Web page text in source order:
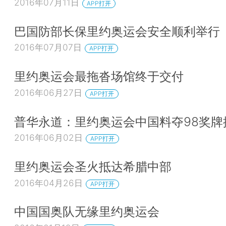
2016年07月11日 APP打开
巴国防部长保里约奥运会安全顺利举行
2016年07月07日 APP打开
里约奥运会最拖沓场馆终于交付
2016年06月27日 APP打开
普华永道：里约奥运会中国料夺98奖
2016年06月02日 APP打开
里约奥运会圣火抵达希腊中部
2016年04月26日 APP打开
中国国奥队无缘里约奥运会